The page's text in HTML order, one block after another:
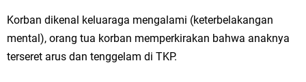
Korban dikenal keluaraga mengalami (keterbelakangan
mental), orang tua korban memperkirakan bahwa anaknya
terseret arus dan tenggelam di TKP.